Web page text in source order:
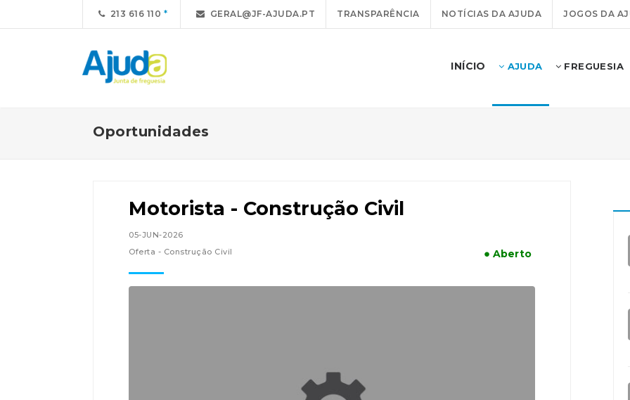
213 616 110 GERAL@JF-AJUDA.PT TRANSPARÊNCIA NOTÍCIAS DA AJUDA JOGOS DA
INÍCIO AJUDA FREGUESIA
Oportunidades
Motorista - Construção Civil
05-JUN-2026
Oferta - Construção Civil
● Aberto